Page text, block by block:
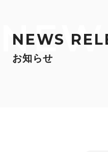
NEWS
お知らせ